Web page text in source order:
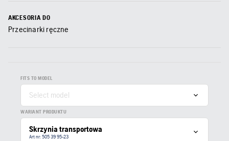
AKCESORIA DO
Przecinarki ręczne
FITS TO MODEL
Select model
WARIANT PRODUKTU
Skrzynia transportowa
Art nr: 505 39 95‑23